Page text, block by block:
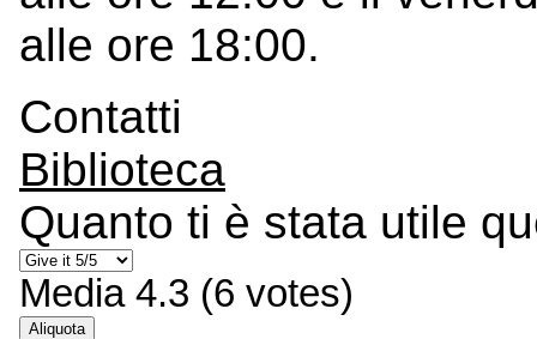
alle ore 18:00.
Contatti
Biblioteca
Quanto ti è stata utile
Media 4.3 (6 votes)
Aliquota